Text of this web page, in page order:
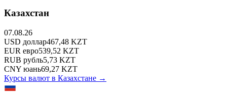
Казахстан
07.08.26
USD доллар467,48 KZT
EUR евро539,52 KZT
RUB рубль5,73 KZT
CNY юань69,27 KZT
Курсы валют в Казахстане →